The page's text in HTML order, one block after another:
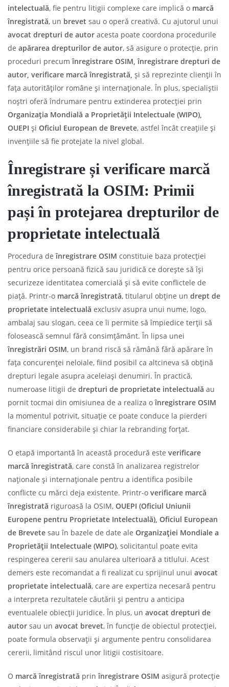
intelectuală, fie pentru litigii complexe care implică o marcă
înregistrată, un brevet sau o operă creativă. Cu ajutorul unui
avocat drepturi de autor acesta poate coordona procedurile
de apărarea drepturilor de autor, să asigure o protecție, prin
proceduri precumînregistrare OSIM, înregistrare drepturi de
autor, verificare marcă înregistrată, și să reprezinte clienții în
fața autorităților române și internaționale. În plus, specialiștii
noștri oferă îndrumare pentru extinderea protecției prin
Organizația Mondială a Proprietății Intelectuale (WIPO),
OUEPI și Oficiul European de Brevete, astfel încât creațiile și
invențiile să fie protejate la nivel global.
Înregistrare și verificare marcă
înregistrată la OSIM: Primii
pași în protejarea drepturilor de
proprietate intelectuală
Procedura deînregistrare OSIM constituie baza protecției
pentru orice persoană fizică sau juridică ce dorește să își
securizeze identitatea comercială și să evite conflictele de
piață. Printr-o marcă înregistrată, titularul obține un drept de
proprietate intelectuală exclusiv asupra unui nume, logo,
ambalaj sau slogan, ceea ce îi permite să împiedice terții să
folosească semnul fără consimțământ. În lipsa unei
înregistrări OSIM, un brand riscă să rămână fără apărare în
fața concurenței neloiale, fiind posibil ca altcineva să obțină
drepturi legale asupra aceleiași denumiri. În practică,
numeroase litigii de drepturi de proprietate intelectuală au
pornit tocmai din omisiunea de a realiza oînregistrare OSIM
la momentul potrivit, situație ce poate conduce la pierderi
financiare considerabile și chiar la rebranding forțat.
O etapă importantă în această procedură este verificare
marcă înregistrată, care constă în analizarea registrelor
naționale și internaționale pentru a identifica posibile
conflicte cu mărci deja existente. Printr-o verificare marcă
înregistrată riguroasă la OSIM, OUEPI (Oficiul Uniunii
Europene pentru Proprietate Intelectuală), Oficiul European
de Brevete sau în bazele de date ale Organizației Mondiale a
Proprietății Intelectuale (WIPO), solicitantul poate evita
respingerea cererii sau anularea ulterioară a titlului. Acest
demers este recomandat a fi realizat cu sprijinul unui avocat
proprietate intelectuală, care are expertiza necesară pentru
a interpreta rezultatele căutării și pentru a anticipa
eventualele obiecții juridice. În plus, un avocat drepturi de
autor sau un avocat brevet, în funcție de obiectul protecției,
poate formula observații și argumente pentru consolidarea
cererii, limitând riscul unor litigii costisitoare.
O marcă înregistrată prinînregistrare OSIM asigură protecție